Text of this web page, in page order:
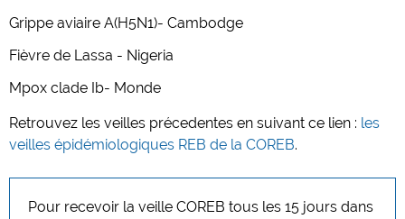
Grippe aviaire A(H5N1)- Cambodge
Fièvre de Lassa - Nigeria
Mpox clade Ib- Monde
Retrouvez les veilles précedentes en suivant ce lien : les
veilles épidémiologiques REB de la COREB.
Pour recevoir la veille COREB tous les 15 jours dans